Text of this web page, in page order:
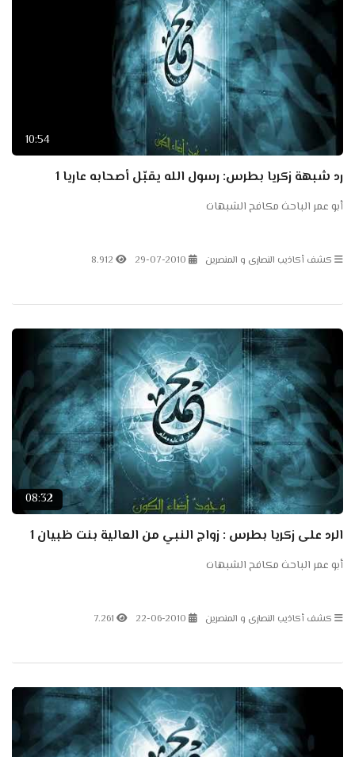
10:54
رد شبهة زكريا بطرس: رسول الله يقبّل أصحابه عاريا 1
أبو عمر الباحث مكافح الشبهات
كشف أكاذيب النصارى و المنصرين 29-07-2010
8.912
08:32
الرد على زكريا بطرس : زواج النبي من العالية بنت ظبيان 1
أبو عمر الباحث مكافح الشبهات
كشف أكاذيب النصارى و المنصرين 22-06-2010
7.261